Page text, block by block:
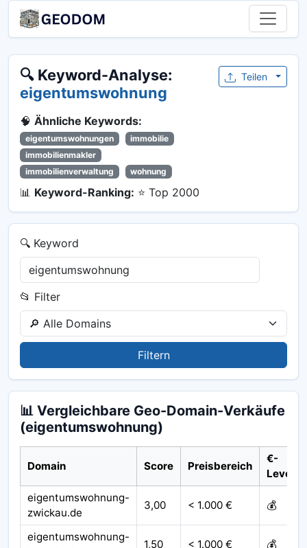
🔍 Keyword-Analyse:
eigentumswohnung
🧠 Ähnliche Keywords:
eigentumswohnungen
immobilie
immobilienmakler
immobilienverwaltung
wohnung
📊 Keyword-Ranking: ⭐ Top 2000
Teilen
🔍 Keyword
📂 Filter
Filtern
📊 Vergleichbare Geo-Domain-Verkäufe
(eigentumswohnung)
Domain Score Preisbereich
€-
Level
eigentumswohnung-
zwickau.de
3,00 < 1.000 € 💰
eigentumswohnung-
1,50 < 1.000 € 💰